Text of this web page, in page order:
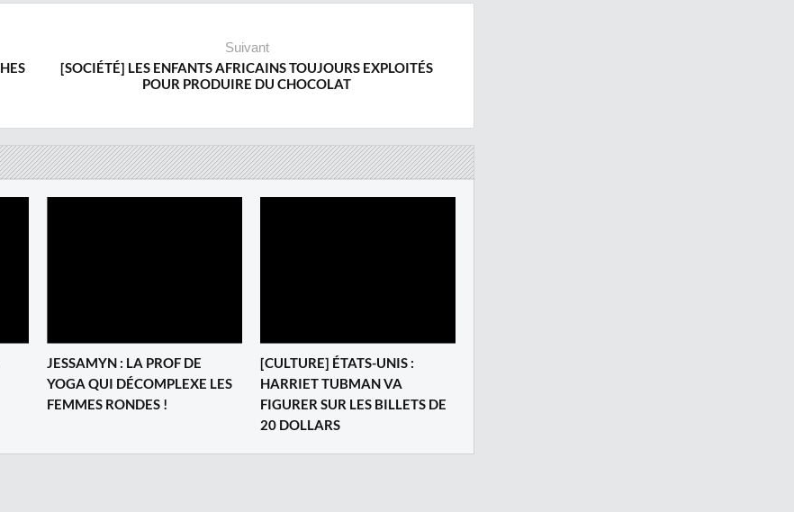
Suivant
[SOCIÉTÉ] LES ENFANTS AFRICAINS TOUJOURS EXPLOITÉS
POUR PRODUIRE DU CHOCOLAT
JESSAMYN : LA PROF DE
YOGA QUI DÉCOMPLEXE LES
FEMMES RONDES !
[CULTURE] ÉTATS-UNIS :
HARRIET TUBMAN VA
FIGURER SUR LES BILLETS DE
20 DOLLARS